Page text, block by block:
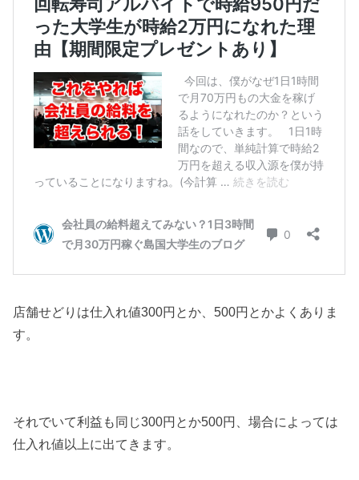
店舗せどりは仕入れ値300円とか、500円とかよくありま
す。
それでいて利益も同じ300円とか500円、場合によっては
仕入れ値以上に出てきます。